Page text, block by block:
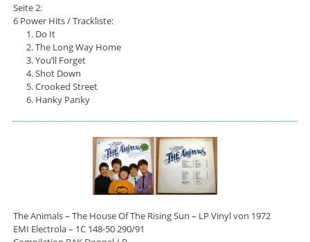
Seite 2:
6 Power Hits / Trackliste:
Do It
The Long Way Home
You’ll Forget
Shot Down
Crooked Street
Hanky Panky
The Animals ‎– The House Of The Rising Sun – LP Vinyl von 1972
EMI Electrola ‎– 1C 148-50 290/91